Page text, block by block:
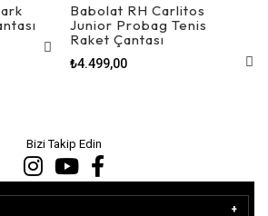
Babolat RH Carlitos
Junior Probag Tenis
Raket Çantası
₺4.499,00
Bizi Takip Edin